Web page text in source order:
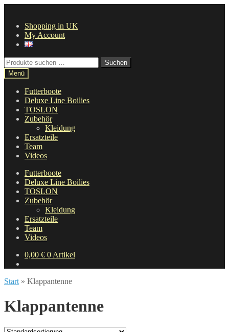
springen
springenShopping in UK
My Account
Suche
nach:
Suchen
Menü
Futterboote
Deluxe Line Boilies
TOSLON
Zubehör
Kleidung
Ersatzteile
Team
Videos
Futterboote
Deluxe Line Boilies
TOSLON
Zubehör
Kleidung
Ersatzteile
Team
Videos
0,00 € 0 Artikel
Start » Klappantenne
Klappantenne